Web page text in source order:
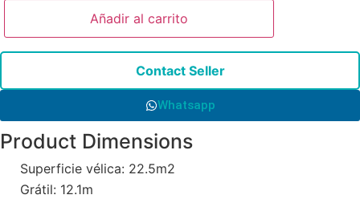
Añadir al carrito
Contact Seller
Whatsapp
Product Dimensions
Superficie vélica: 22.5m2
Grátil: 12.1m